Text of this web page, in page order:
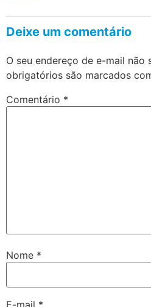
Deixe um comentário
O seu endereço de e-mail não
obrigatórios são marcados
Comentário *
Nome *